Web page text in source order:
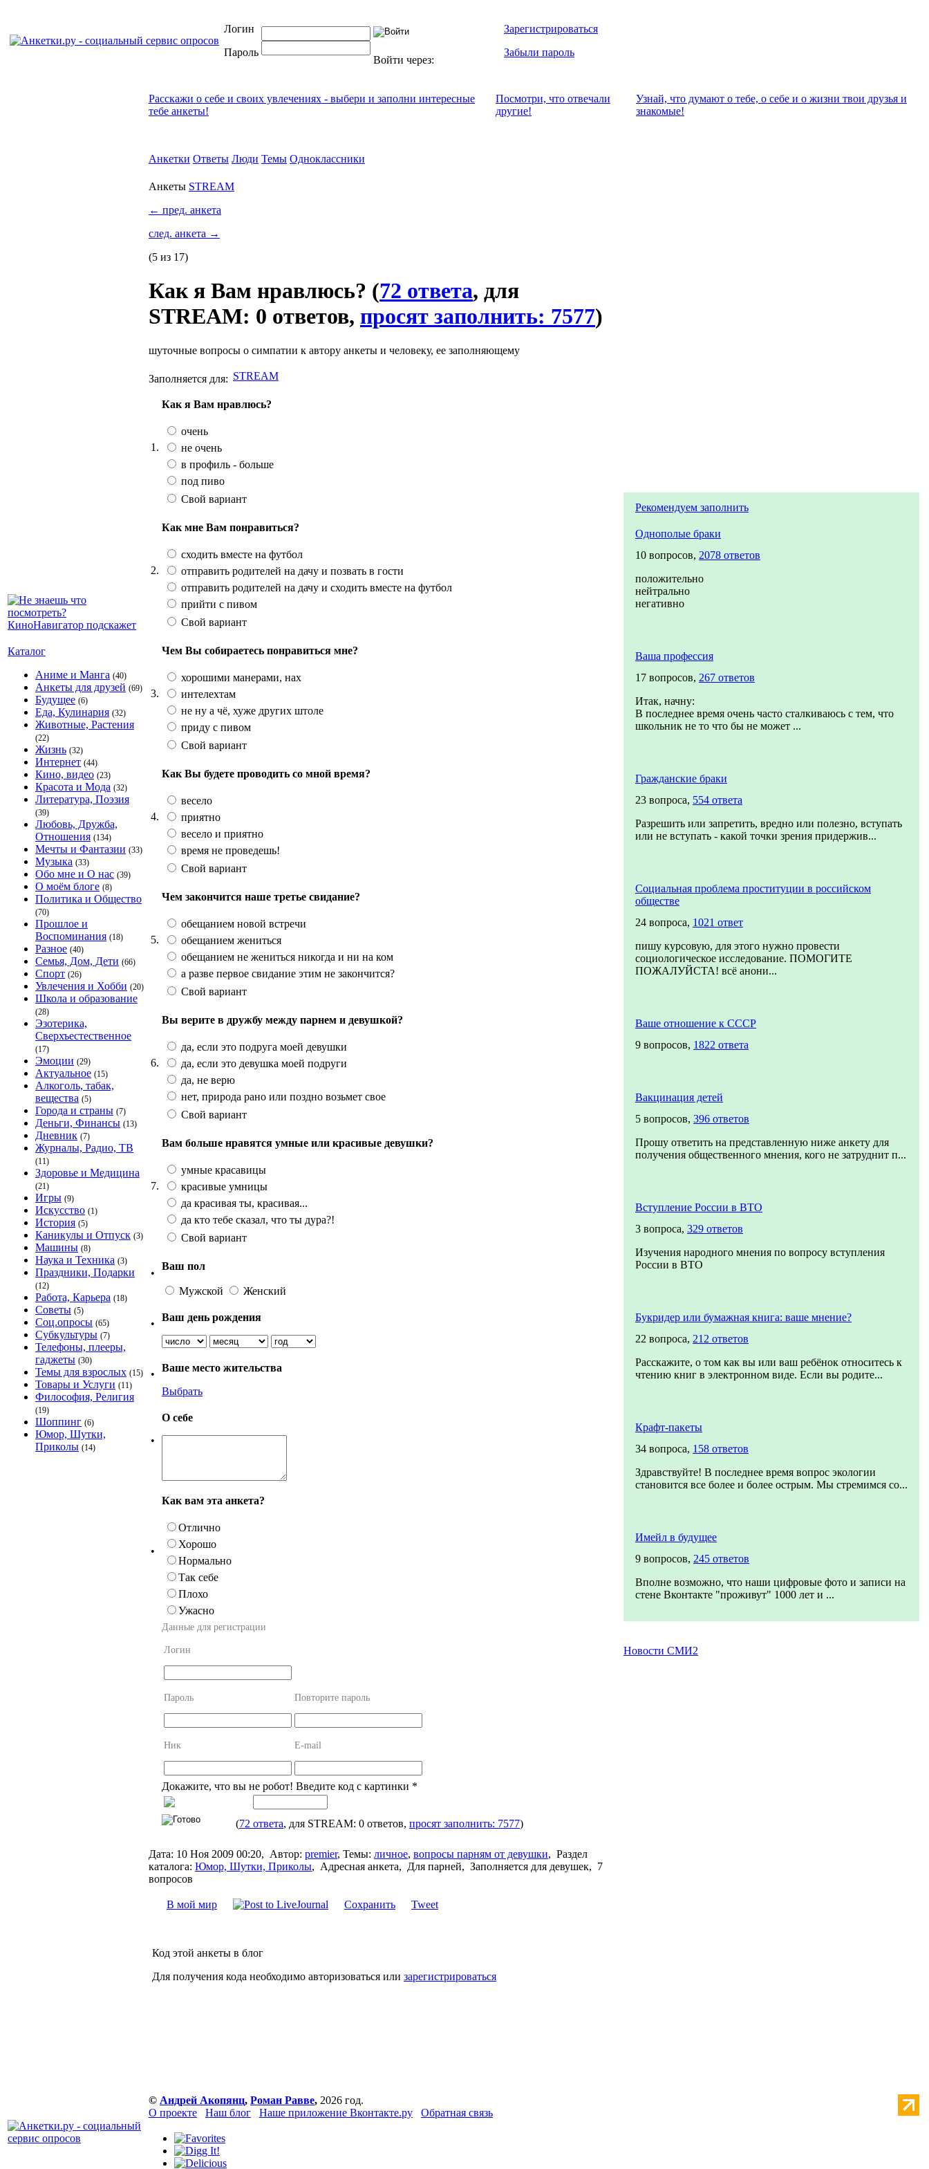
Логин
Пароль
Войти через:
Зарегистрироваться
Забыли пароль
Каталог
Аниме и Манга (40)
Анкеты для друзей (69)
Будущее (6)
Еда, Кулинария (32)
Животные, Растения
(22)
Жизнь (32)
Интернет (44)
Кино, видео (23)
Красота и Мода (32)
Литература, Поэзия
(39)
Любовь, Дружба,
Отношения (134)
Мечты и Фантазии (33)
Музыка (33)
Обо мне и О нас (39)
О моём блоге (8)
Политика и Общество
(70)
Прошлое и
Воспоминания (18)
Разное (40)
Семья, Дом, Дети (66)
Спорт (26)
Увлечения и Хобби (20)
Школа и образование
(28)
Эзотерика,
Сверхъестественное
(17)
Эмоции (29)
Актуальное (15)
Алкоголь, табак,
вещества (5)
Города и страны (7)
Деньги, Финансы (13)
Дневник (7)
Журналы, Радио, ТВ
(11)
Здоровье и Медицина
(21)
Игры (9)
Искусство (1)
История (5)
Каникулы и Отпуск (3)
Машины (8)
Наука и Техника (3)
Праздники, Подарки
(12)
Работа, Карьера (18)
Советы (5)
Соц.опросы (65)
Субкультуры (7)
Телефоны, плееры,
гаджеты (30)
Темы для взрослых (15)
Товары и Услуги (11)
Философия, Религия
(19)
Шоппинг (6)
Юмор, Шутки,
Приколы (14)
Расскажи о себе и своих увлечениях - выбери и заполни интересные
тебе анкеты!
Посмотри, что отвeчали
другие!
Узнай, что думают о тебе, о себе и о жизни твои друзья и
знакомые!
Анкетки Ответы Люди Темы Одноклассники
Анкеты STREAM
← пред. анкета
след. анкета →
(5 из 17)
Как я Вам нравлюсь? (72 ответа, для
STREAM: 0 ответов, просят заполнить: 7577)
шуточные вопросы о симпатии к автору анкеты и человеку, ее заполняющему
Заполняется для: STREAM
1.
Как я Вам нравлюсь?
очень
не очень
в профиль - больше
под пиво
Свой вариант
2.
Как мне Вам понравиться?
сходить вместе на футбол
отправить родителей на дачу и позвать в гости
отправить родителей на дачу и сходить вместе на футбол
прийти с пивом
Свой вариант
3.
Чем Вы собираетесь понравиться мне?
хорошими манерами, нах
интелехтам
не ну а чё, хуже других штоле
приду с пивом
Свой вариант
4.
Как Вы будете проводить со мной время?
весело
приятно
весело и приятно
время не проведешь!
Свой вариант
5.
Чем закончится наше третье свидание?
обещанием новой встречи
обещанием жениться
обещанием не жениться никогда и ни на ком
а разве первое свидание этим не закончится?
Свой вариант
6.
Вы верите в дружбу между парнем и девушкой?
да, если это подруга моей девушки
да, если это девушка моей подруги
да, не верю
нет, природа рано или поздно возьмет свое
Свой вариант
7.
Вам больше нравятся умные или красивые девушки?
умные красавицы
красивые умницы
да красивая ты, красивая...
да кто тебе сказал, что ты дура?!
Свой вариант
•
Ваш пол
Мужской Женский
•
Ваш день рождения
•
Ваше место жительства
Выбрать
•
О себе
•
Как вам эта анкета?
Отлично
Хорошо
Нормально
Так себе
Плохо
Ужасно
Данные для регистрации
Логин
Пароль Повторите пароль
Ник E-mail
Докажите, что вы не робот! Введите код с картинки *
(72 ответа, для STREAM: 0 ответов, просят заполнить: 7577)
Дата: 10 Ноя 2009 00:20, Автор: premier, Темы: личное, вопросы парням от девушки, Раздел
каталога: Юмор, Шутки, Приколы, Адресная анкета, Для парней, Заполняется для девушек, 7
вопросов
В мой мир Сохранить Tweet
Код этой анкеты в блог
Для получения кода необходимо авторизоваться или зарегистрироваться
Рекомендуем заполнить
Однополые браки
10 вопросов, 2078 ответов
положительно
нейтрально
негативно
Ваша профессия
17 вопросов, 267 ответов
Итак, начну:
В последнее время очень часто сталкиваюсь с тем, что
школьник не то что бы не может ...
Гражданские браки
23 вопроса, 554 ответа
Разрешить или запретить, вредно или полезно, вступать
или не вступать - какой точки зрения придержив...
Социальная проблема проституции в российском
обществе
24 вопроса, 1021 ответ
пишу курсовую, для этого нужно провести
социологическое исследование. ПОМОГИТЕ
ПОЖАЛУЙСТА! всё анони...
Ваше отношение к СССР
9 вопросов, 1822 ответа
Вакцинация детей
5 вопросов, 396 ответов
Прошу ответить на представленную ниже анкету для
получения общественного мнения, кого не затруднит п...
Вступление России в ВТО
3 вопроса, 329 ответов
Изучения народного мнения по вопросу вступления
России в ВТО
Букридер или бумажная книга: ваше мнение?
22 вопроса, 212 ответов
Расскажите, о том как вы или ваш ребёнок относитесь к
чтению книг в электронном виде. Если вы родите...
Крафт-пакеты
34 вопроса, 158 ответов
Здравствуйте! В последнее время вопрос экологии
становится все более и более острым. Мы стремимся со...
Имейл в будущее
9 вопросов, 245 ответов
Вполне возможно, что наши цифровые фото и записи на
стене Вконтакте "проживут" 1000 лет и ...
Новости СМИ2
© Андрей Акопянц, Роман Равве, 2026 год.
О проекте
Наш блог Наше приложение Вконтакте.ру Обратная связь